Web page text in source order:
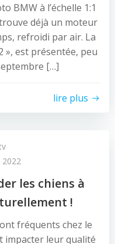
BMW à l’échelle 1:1
déjà un moteur
refroidi par air. La
», est présentée, peu
[…]
lire plus
2022
les chiens à
!
fréquents chez le
impacter leur qualité